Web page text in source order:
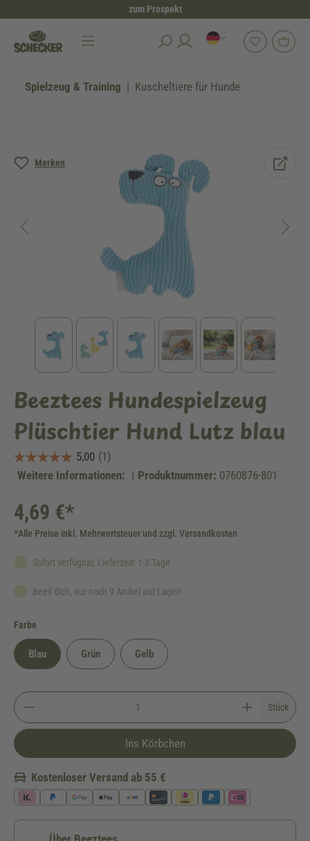
zum Prospekt
Spielzeug & Training Kuscheltiere für Hunde
Merken
Bildergalerie überspringen
Beeztees Hundespielzeug
Plüschtier Hund Lutz blau
Weitere Informationen: | Produktnummer: 0760876-801
4,69 €*
*Alle Preise inkl. Mehrwertsteuer und zzgl. Versandkosten
Sofort verfügbar, Lieferzeit: 1-3 Tage
Beeil dich, nur noch 9 Artikel auf Lager!
Farbe
Blau Grün Gelb
Stück
Ins Körbchen
Kostenloser Versand ab 55 €